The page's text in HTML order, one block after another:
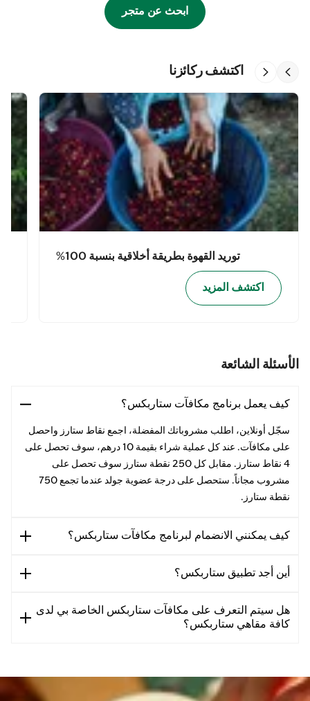
ابحث عن متجر
اكتشف ركائزنا
توريد القهوة بطريقة أخلاقية بنسبة 100%
اكتشف المزيد
الأسئلة الشائعة
كيف يعمل برنامج مكافآت ستاربكس؟
سجّل أونلاين، اطلب مشروباتك المفضلة، اجمع نقاط ستارز واحصل
على مكافآت. عند كل عملية شراء بقيمة 10 درهم، سوف تحصل على
4 نقاط ستارز. مقابل كل 250 نقطة ستارز سوف تحصل على
مشروب مجاناً. ستحصل على درجة عضوية جولد عندما تجمع 750
نقطة ستارز.
كيف يمكنني الانضمام لبرنامج مكافآت ستاربكس؟
أين أجد تطبيق ستاربكس؟
هل سيتم التعرف على مكافآت ستاربكس الخاصة بي لدى
كافة مقاهي ستاربكس؟